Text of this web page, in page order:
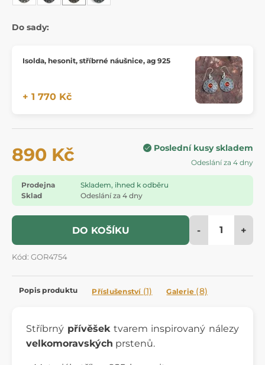
Do sady:
Isolda, hesonit, stříbrné náušnice, ag 925
+ 1 770 Kč
890 Kč Poslední kusy skladem
Odeslání za 4 dny
Prodejna
Skladem, ihned k odběru
Sklad
Odeslání za 4 dny
DO KOŠÍKU - +
Kód: GOR4754
Popis produktu Příslušenství (1) Galerie (8)
Stříbrný přívěšektvarem inspirovaný nálezy
velkomoravských prstenů.